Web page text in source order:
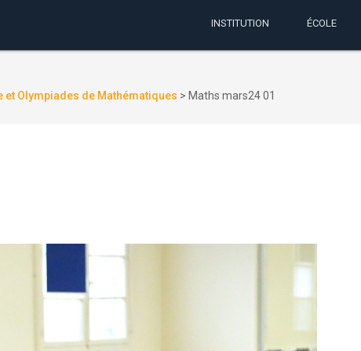
INSTITUTION ÉCOLE
et Olympiades de Mathématiques > Maths mars24 01